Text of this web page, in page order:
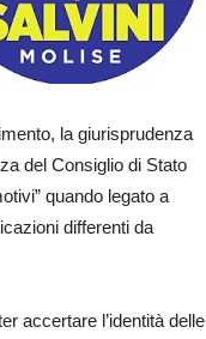
la giurisprudenza
del Consiglio di Stato
quando legato a
differenti da
accertare l’identità delle